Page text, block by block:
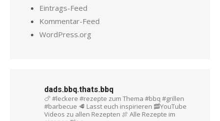
Eintrags-Feed
Kommentar-Feed
WordPress.org
dads.bbq.thats.bbq
🍗 #leckere #rezepte zum Thema #bbq #grillen
#barbecue 🥩 Lasst euch inspirieren 🥓YouTube
Videos zu allen Rezepten 🍖 Alle Rezepte im